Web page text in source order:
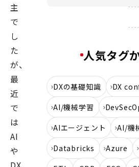
主
で
し
た
が、
最
近
で
は
AI
や
人気タグ
DXの基礎知識
DX
AI/機械学習
AIエージェント
AI/機
Databricks
Azure